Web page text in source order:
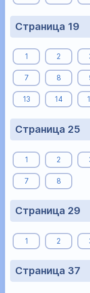
Страница 19
1 2
7 8
13 14
Страница 25
1 2
7 8
Страница 29
1 2
Страница 37